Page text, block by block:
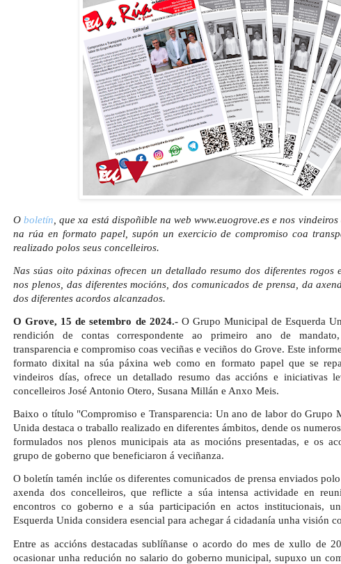
Oboletín , que xa está dispoñible na web www.euogrove.es e nos
na rúa en formato papel, supón un exercicio de compromiso coa
realizado polos seus concelleiros.
Nas súas oito páxinas ofrecen un detallado resumo dos diferentes rogos
nos plenos, das diferentes mocións, dos comunicados de prensa, da
dos diferentes acordos alcanzados.
O Grove, 15 de setembro de 2024.- O Grupo Municipal de Esquerda
rendición de contas correspondente ao primeiro ano de
transparencia e compromiso coas veciñas e veciños do Grove. Este
formato dixital na súa páxina web como en formato papel que se
vindeiros días, ofrece un detallado resumo das accións e iniciativas
concelleiros José Antonio Otero, Susana Millán e Anxo Meis.
Baixo o título "Compromiso e Transparencia: Un ano de labor do Grupo
Unida destaca o traballo realizado en diferentes ámbitos, dende os
formulados nos plenos municipais ata as mocións presentadas, e os
grupo de goberno que beneficiaron á veciñanza.
O boletín tamén inclúe os diferentes comunicados de prensa enviados
axenda dos concelleiros, que reflicte a súa intensa actividade en
encontros co goberno e a súa participación en actos institucionais,
Esquerda Unida considera esencial para achegar á cidadanía unha visión
Entre as accións destacadas sublíñanse o acordo do mes de xullo de
ocasionar unha redución no salario do goberno municipal, supuxo un